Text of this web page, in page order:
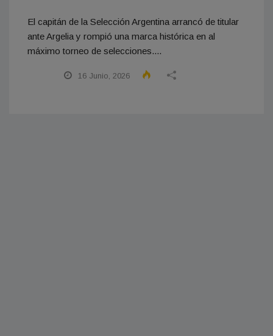
El capitán de la Selección Argentina arrancó de titular
ante Argelia y rompió una marca histórica en al
máximo torneo de selecciones....
16 Junio, 2026